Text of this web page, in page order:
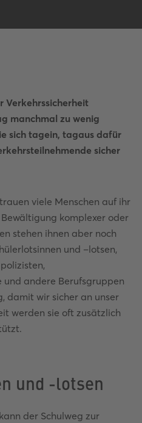
Verkehrssicherheit
manchmal zu wenig
sich tagein, tagaus dafür
sicher
viele Menschen auf ihr
komplexer oder
stehen ihnen aber noch
und –lotsen,
andere Berufsgruppen
damit wir sicher an unser
werden sie oft zusätzlich
und -lotsen
der Schulweg zur